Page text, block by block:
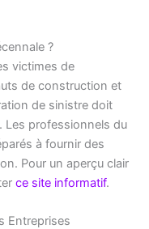
?
victimes de
de construction et
de sinistre doit
Les professionnels du
à fournir des
Pour un aperçu clair
ce site informatif.
Entreprises